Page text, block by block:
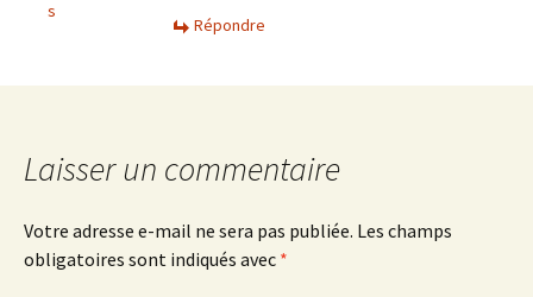
s
Répondre
Laisser un commentaire
Votre adresse e-mail ne sera pas publiée. Les champs
obligatoires sont indiqués avec *